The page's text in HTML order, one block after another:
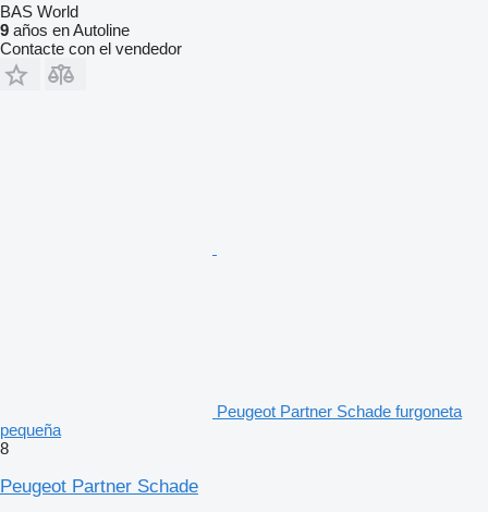
BAS World
9 años en Autoline
Contacte con el vendedor
Peugeot Partner Schade furgoneta
pequeña
8
Peugeot Partner Schade